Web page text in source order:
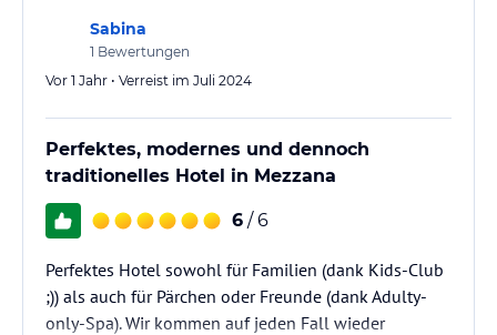
Sabina
1 Bewertungen
Vor 1 Jahr • Verreist im Juli 2024
Perfektes, modernes und dennoch
traditionelles Hotel in Mezzana
6 / 6
Perfektes Hotel sowohl für Familien (dank Kids-Club
;)) als auch für Pärchen oder Freunde (dank Adulty-
only-Spa). Wir kommen auf jeden Fall wieder